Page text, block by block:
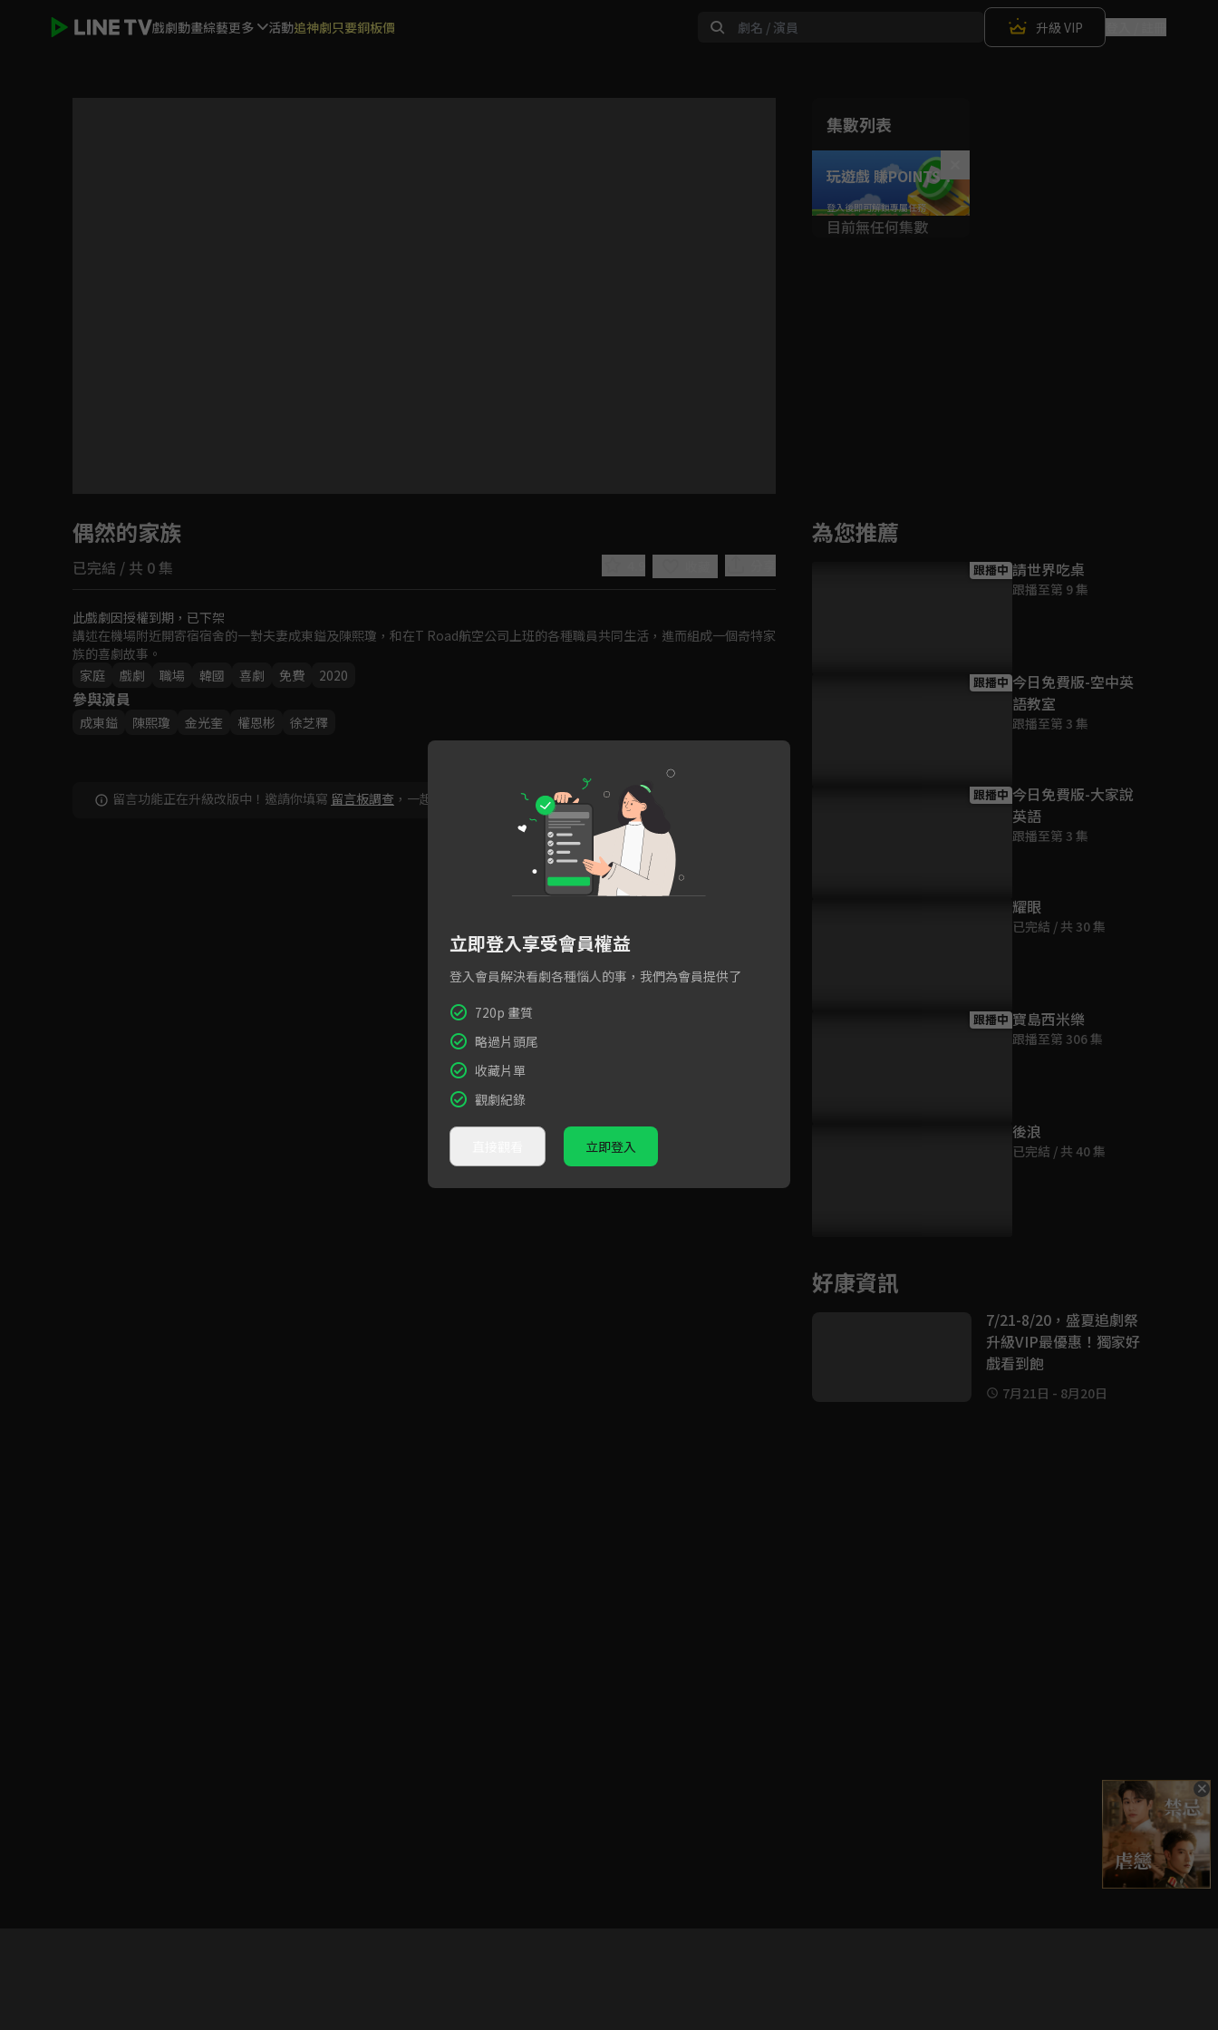
戲劇動畫綜藝更多 活動追神劇只要銅板價 升級 VIP
如有不便請見諒
集數列表
玩遊戲 賺POINTS！
目前無任何集數
偶然的家族
已完結 / 共 0 集
此戲劇因授權到期，已下架
講述在機場附近開寄宿宿舍的一對夫妻成東鎰及陳熙瓊，和在T Road航空公司上班的各種職員共同生活，進而組成一個奇特家
族的喜劇故事。
家庭
戲劇 職場 韓國 喜劇 免費 2020
參與演員
成東鎰 陳熙瓊 金光奎 權恩彬 徐芝釋
留言功能正在升級改版中！邀請你填寫 留言板調查 ，一起共創新版留言功能！
為您推薦
跟播中 請世界吃桌
跟播至第 9 集
跟播中 今日免費版-空中英
語教室
跟播至第 3 集
跟播中 今日免費版-大家說
英語
跟播至第 3 集
耀眼
已完結 / 共 30 集
跟播中 寶島西米樂
跟播至第 306 集
後浪
已完結 / 共 40 集
好康資訊
7/21-8/20，盛夏追劇祭
升級VIP最優惠！獨家好
戲看到飽
7月21日 - 8月20日
立即登入享受會員權益
登入會員解決看劇各種惱人的事，我們為會員提供了
720p 畫質
略過片頭尾
收藏片單
觀劇紀錄
立即登入